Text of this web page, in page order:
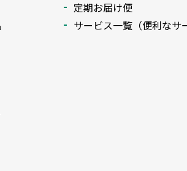
定期お届け便
サービス一覧（便利なサ